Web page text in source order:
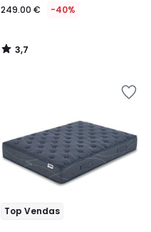
249.00 € -40%
3,7
/
Top Vendas